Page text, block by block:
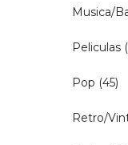
Musica/
Peliculas
Pop (45)
Retro/